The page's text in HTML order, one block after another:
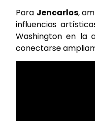
Para Jencarlos,
influencias
Washington en la
conectarse